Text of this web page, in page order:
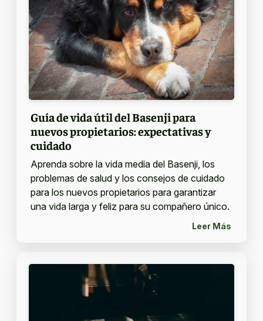
Guía de vida útil del Basenji para
nuevos propietarios: expectativas y
cuidado
Aprenda sobre la vida media del Basenji, los
problemas de salud y los consejos de cuidado
para los nuevos propietarios para garantizar
una vida larga y feliz para su compañero único.
Leer Más